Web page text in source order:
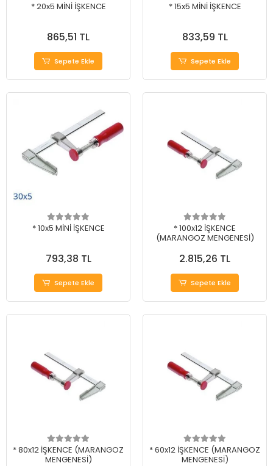
* 20x5 MİNİ İŞKENCE
865,51 TL
Sepete Ekle
* 15x5 MİNİ İŞKENCE
833,59 TL
Sepete Ekle
* 10x5 MİNİ İŞKENCE
793,38 TL
Sepete Ekle
* 100x12 İŞKENCE
(MARANGOZ MENGENESİ)
2.815,26 TL
Sepete Ekle
* 80x12 İŞKENCE (MARANGOZ
MENGENESİ)
* 60x12 İŞKENCE (MARANGOZ
MENGENESİ)